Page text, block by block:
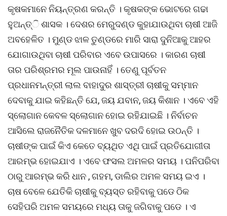
କୃଷକମାନେ ନିୟନ୍ତ୍ରଣ କରନ୍ତି । କୃଷକଙ୍କ ଭୋଟରେ ଗଢା
ହୁଅନ୍ତ୍ି ଶାସକ । ଦେଶର ମେରୁଦଣ୍ଡ କୁହାଯାଉଥିବା ଚାଷୀ ଆଜି
ଅବହେଳିତ । ମୁଣ୍ଡ ଝାଳ ତୁଣ୍ଡରେ ମାରି ସାରା ଦୁନିଆକୁ ଆହର
ଯୋଗାଉଥିବା ଚାଷୀ ପରିବାର ଏବେ ଉପାସରେ । କାରଣ ଚାଷୀ
ତାର ପରିଶ୍ରମର ମୂଲ ପାଉନାହିଁ । ତେଣୁ ପୂର୍ବତନ
ପ୍ରଧାନମନ୍ତ୍ରୀ ଲାଲ ବାହାଦୁର ଶାସ୍ତ୍ରୀ ଚାଷୀକୁ ସମ୍ମାନ
ଦେବାକୁ ଯାଇ କହିଛନ୍ତି ଯେ, ଜୟ ଯବାନ, ଜୟ କିଶାନ । ଏବେ ଏହି
ସ୍ଲୋଗାନ କେବଳ ସ୍ଲୋଗାନ ହୋଇ ରହିଯାଇଛି । ନିର୍ବାଚନ
ଆସିଲେ ରାଜନୈତିକ ଦଳମାନେ ଖୁବ ଦରଦି ହୋଇ ଉଠନ୍ତି ।
ଚାଷୀଙ୍କ ପାଇଁ କିଏ କେତେ ବ୍ୟଥିତ ଏଥି ପାଇଁ ପ୍ରତିଯୋଗୀତା
ଆରମ୍ଭ ହୋଇଯାଏ । ଏବେ ଫସଲ ଅମଳର ସମୟ । ପନିପରିବା
ଠାରୁ ଆରମ୍ଭ କରି ଧାନ , ଗହମ, ଡାଲିର ଅମଳ ସମୟ ଇଏ ।
ଚାଷ ବେଳେ ଯେତିକି ଚାଷୀକୁ ବ୍ୟସ୍ତ ରହିବାକୁ ପଡେ ଠିକ
ସେହିପରି ଅମଳ ସମୟରେ ମଧ୍ୟ ତାକୁ ଜଗିବାକୁ ପଡେ । ଏ